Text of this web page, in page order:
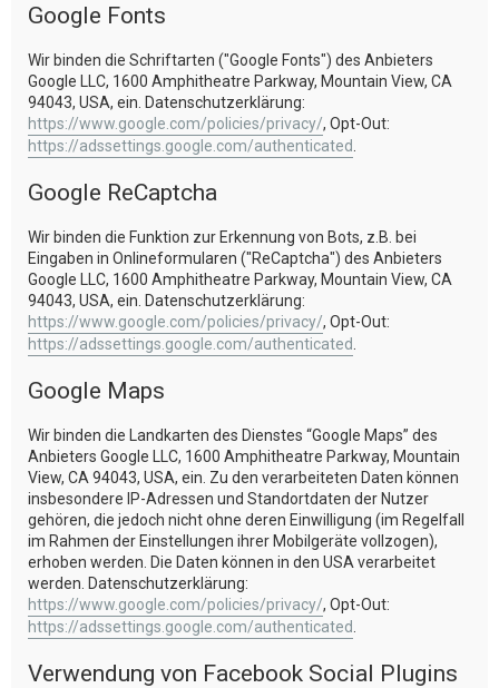
Google Fonts
Wir binden die Schriftarten ("Google Fonts") des Anbieters
Google LLC, 1600 Amphitheatre Parkway, Mountain View, CA
94043, USA, ein. Datenschutzerklärung:
https://www.google.com/policies/privacy/, Opt-Out:
https://adssettings.google.com/authenticated
Google ReCaptcha
Wir binden die Funktion zur Erkennung von Bots, z.B. bei
Eingaben in Onlineformularen ("ReCaptcha") des Anbieters
Google LLC, 1600 Amphitheatre Parkway, Mountain View, CA
94043, USA, ein. Datenschutzerklärung:
https://www.google.com/policies/privacy/, Opt-Out:
https://adssettings.google.com/authenticated
Google Maps
Wir binden die Landkarten des Dienstes “Google Maps” des
Anbieters Google LLC, 1600 Amphitheatre Parkway, Mountain
View, CA 94043, USA, ein. Zu den verarbeiteten Daten können
insbesondere IP-Adressen und Standortdaten der Nutzer
gehören, die jedoch nicht ohne deren Einwilligung (im Regelfall
im Rahmen der Einstellungen ihrer Mobilgeräte vollzogen),
erhoben werden. Die Daten können in den USA verarbeitet
werden. Datenschutzerklärung:
https://www.google.com/policies/privacy/, Opt-Out:
https://adssettings.google.com/authenticated
Verwendung von Facebook Social Plugins